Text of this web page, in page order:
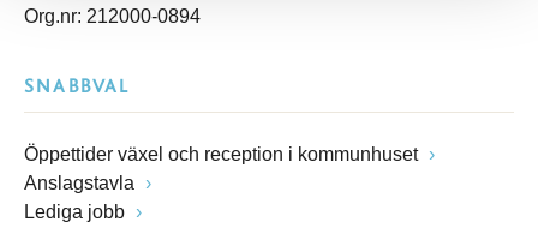
Org.nr: 212000-0894
SNABBVAL
Öppettider växel och reception i kommunhuset
Anslagstavla
Lediga jobb